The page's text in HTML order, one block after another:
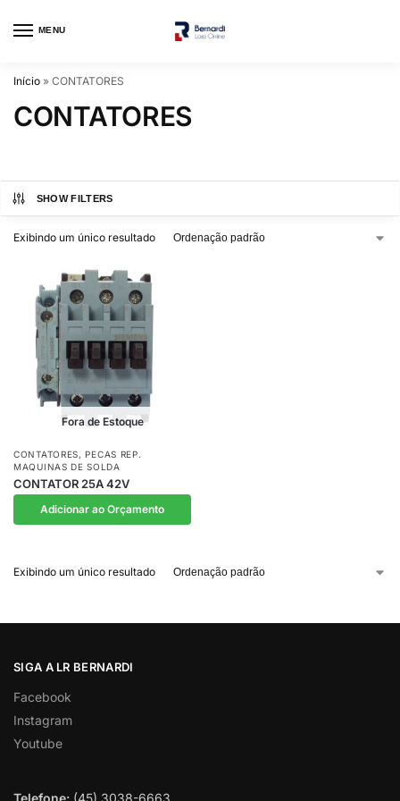
MENU
Início » CONTATORES
CONTATORES
SHOW FILTERS
Exibindo um único resultado
Fora de Estoque
CONTATORES,PECAS REP.
MAQUINAS DE SOLDA
CONTATOR 25A 42V
Adicionar ao Orçamento
Exibindo um único resultado
SIGA A LR BERNARDI
Facebook
Instagram
Youtube
Telefone: (45) 3038-6663